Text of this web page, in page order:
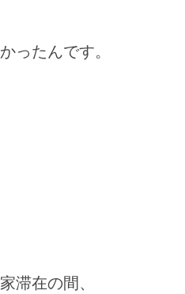
ったんです。
滞在の間、